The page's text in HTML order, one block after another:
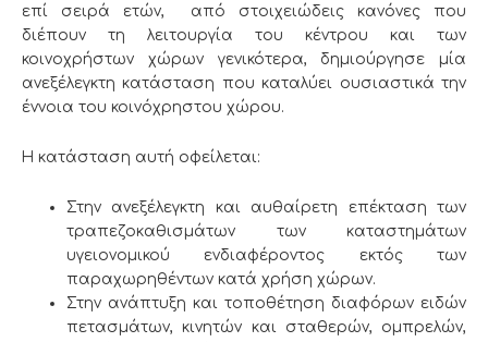
επί σειρά ετών, από στοιχειώδεις κανόνες που
διέπουν τη λειτουργία του κέντρου και των
κοινοχρήστων χώρων γενικότερα, δημιούργησε μία
ανεξέλεγκτη κατάσταση που καταλύει ουσιαστικά την
έννοια του κοινόχρηστου χώρου.
Η κατάσταση αυτή οφείλεται:
Στην ανεξέλεγκτη και αυθαίρετη επέκταση των
τραπεζοκαθισμάτων των καταστημάτων
υγειονομικού ενδιαφέροντος εκτός των
παραχωρηθέντων κατά χρήση χώρων.
Στην ανάπτυξη και τοποθέτηση διαφόρων ειδών
πετασμάτων, κινητών και σταθερών, ομπρελών,